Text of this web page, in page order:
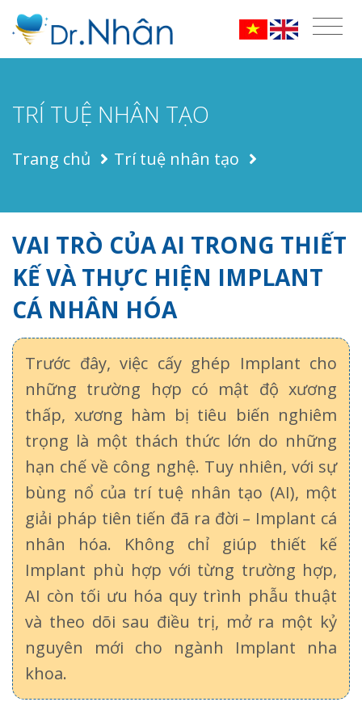
TRÍ TUỆ NHÂN TẠO
Trang chủ Trí tuệ nhân tạo
VAI TRÒ CỦA AI TRONG THIẾT
KẾ VÀ THỰC HIỆN IMPLANT
CÁ NHÂN HÓA
Trước đây, việc cấy ghép Implant cho
những trường hợp có mật độ xương
thấp, xương hàm bị tiêu biến nghiêm
trọng là một thách thức lớn do những
hạn chế về công nghệ. Tuy nhiên, với sự
bùng nổ của trí tuệ nhân tạo (AI), một
giải pháp tiên tiến đã ra đời – Implant cá
nhân hóa. Không chỉ giúp thiết kế
Implant phù hợp với từng trường hợp,
AI còn tối ưu hóa quy trình phẫu thuật
và theo dõi sau điều trị, mở ra một kỷ
nguyên mới cho ngành Implant nha
khoa.